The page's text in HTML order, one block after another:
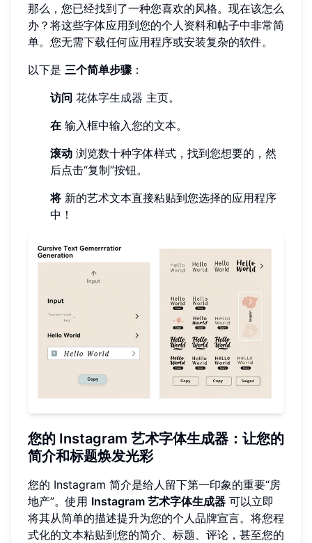
那么，您已经找到了一种您喜欢的风格。现在该怎么
办？将这些字体应用到您的个人资料和帖子中非常简
单。您无需下载任何应用程序或安装复杂的软件。
以下是 三个简单步骤 ：
访问 花体字生成器 主页。
在 输入框中输入您的文本。
滚动 浏览数十种字体样式，找到您想要的，然
后点击“复制”按钮。
将 新的艺术文本直接粘贴到您选择的应用程序
中！
您的 Instagram 艺术字体生成器：让您的
简介和标题焕发光彩
您的 Instagram 简介是给人留下第一印象的重要“房
地产”。使用 Instagram 艺术字体生成器 可以立即
将其从简单的描述提升为您的个人品牌宣言。将您程
式化的文本粘贴到您的简介、标题、评论，甚至您的